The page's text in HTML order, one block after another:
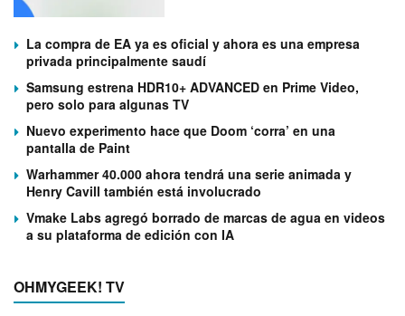
La compra de EA ya es oficial y ahora es una empresa
privada principalmente saudí
Samsung estrena HDR10+ ADVANCED en Prime Video,
pero solo para algunas TV
Nuevo experimento hace que Doom ‘corra’ en una
pantalla de Paint
Warhammer 40.000 ahora tendrá una serie animada y
Henry Cavill también está involucrado
Vmake Labs agregó borrado de marcas de agua en videos
a su plataforma de edición con IA
OHMYGEEK! TV